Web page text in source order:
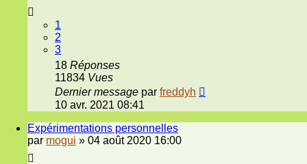
1
2
3
18 Réponses
11834 Vues
Dernier message par freddyh
10 avr. 2021 08:41
Expérimentations personnelles
par mogui » 04 août 2020 16:00